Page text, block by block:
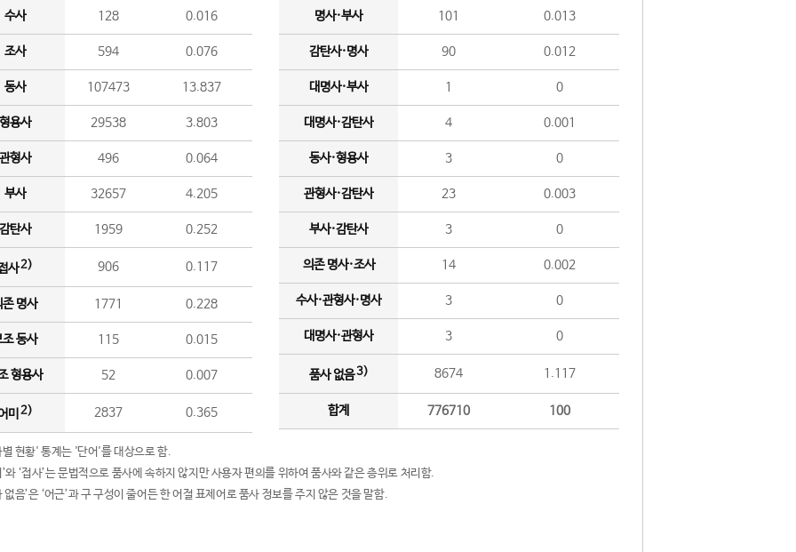
수사 128 0.016
조사 594 0.076
동사 107473 13.837
용사 29538 3.803
형사 496 0.064
부사 32657 4.205
탄사 1959 0.252
사2) 906 0.117
존 명사 1771 0.228
조 동사 115 0.015
형용사 52 0.007
미 2) 2837 0.365
명사·부사 101 0.013
감탄사·명사 90 0.012
대명사·부사 1 0
대명사·감탄사 4 0.001
동사·형용사 3 0
관형사·감탄사 23 0.003
부사·감탄사 3 0
의존 명사·조사 14 0.002
수사·관형사·명사 3 0
대명사·관형사 3 0
품사 없음3) 8674 1.117
합계 776710 100
현황' 통계는 '단어'를 대상으로 함.
와 ‘접사’는 문법적으로 품사에 속하지 않지만 사용자 편의를 위하여 품사와 같은 층위로 처리함.
없음’은 ‘어근’과 구 구성이 줄어든 한 어절 표제어로 품사 정보를 주지 않은 것을 말함.